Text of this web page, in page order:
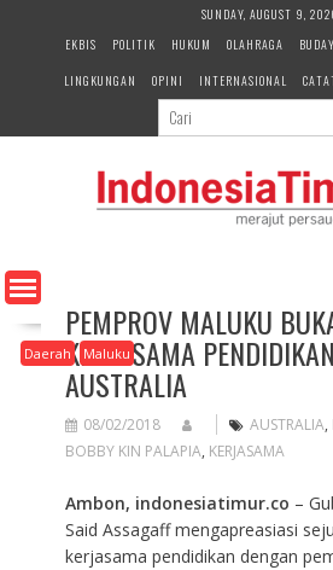
e
n
SUNDAY, AUGUST 9,
EKBIS
POLITIK HUKUM OLAHRAGA
LINGKUNGAN
OPINI INTERNASIONAL
Daerah Maluku
PEMPROV MALUKU
KERJASAMA
AUSTRALIA
08/02/2018 AUSTRALIA,
BOBBY KIN PALAPIA, KERJASAMA
Ambon, indonesiatimur.co –
Said Assagaff mengapreasiasi
kerjasama pendidikan dengan